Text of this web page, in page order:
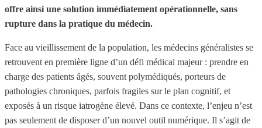
offre ainsi une solution immédiatement opérationnelle, sans
rupture dans la pratique du médecin.
Face au vieillissement de la population, les médecins généralistes se
retrouvent en première ligne d’un défi médical majeur : prendre en
charge des patients âgés, souvent polymédiqués, porteurs de
pathologies chroniques, parfois fragiles sur le plan cognitif, et
exposés à un risque iatrogène élevé. Dans ce contexte, l’enjeu n’est
pas seulement de disposer d’un nouvel outil numérique. Il s’agit de